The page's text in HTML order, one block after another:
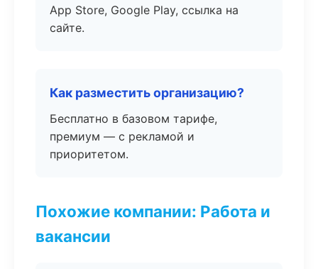
App Store, Google Play, ссылка на
сайте.
Как разместить организацию?
Бесплатно в базовом тарифе,
премиум — с рекламой и
приоритетом.
Похожие компании: Работа и
вакансии